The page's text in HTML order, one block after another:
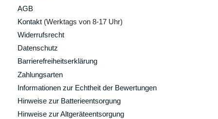
AGB
Kontakt (Werktags von 8-17 Uhr)
Widerrufsrecht
Datenschutz
Barrierefreiheitserklärung
Zahlungsarten
Informationen zur Echtheit der Bewertungen
Hinweise zur Batterieentsorgung
Hinweise zur Altgeräteentsorgung